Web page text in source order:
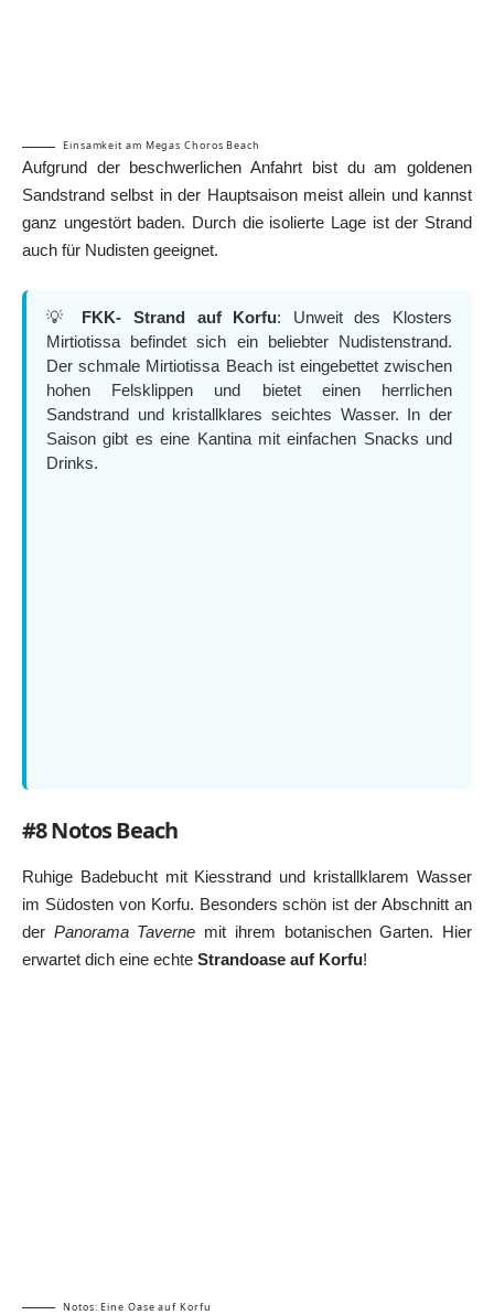
Einsamkeit am Megas Choros Beach
Aufgrund der beschwerlichen Anfahrt bist du am goldenen
Sandstrand selbst in der Hauptsaison meist allein und kannst
ganz ungestört baden. Durch die isolierte Lage ist der Strand
auch für Nudisten geeignet.
💡 FKK- Strand auf Korfu: Unweit des Klosters
Mirtiotissa befindet sich ein beliebter Nudistenstrand.
Der schmale Mirtiotissa Beach ist eingebettet zwischen
hohen Felsklippen und bietet einen herrlichen
Sandstrand und kristallklares seichtes Wasser. In der
Saison gibt es eine Kantina mit einfachen Snacks und
Drinks.
#8 Notos Beach
Ruhige Badebucht mit Kiesstrand und kristallklarem Wasser
im Südosten von Korfu. Besonders schön ist der Abschnitt an
der Panorama Taverne mit ihrem botanischen Garten. Hier
erwartet dich eine echte Strandoase auf Korfu!
Notos: Eine Oase auf Korfu